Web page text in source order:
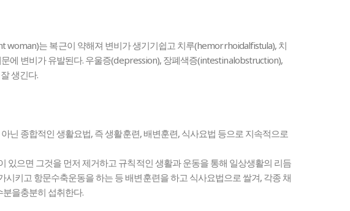
woman)는 복근이 약해져 변비가 생기기쉽고 치루(hemorrhoidalfistula), 치
에 변비가 유발된다. 우울증(depression), 장폐색증(intestinalobstruction),
생긴다.
닌 종합적인 생활요법, 즉 생활훈련, 배변훈련, 식사요법 등으로 지속적으로
있으면 그것을 먼저 제거하고 규칙적인 생활과 운동을 통해 일상생활의 리듬
시키고 항문수축운동을 하는 등 배변훈련을 하고 식사요법으로 쌀겨, 각종 채
을충분히 섭취한다.